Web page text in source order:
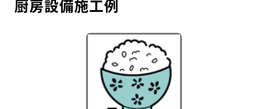
厨房設備施工例